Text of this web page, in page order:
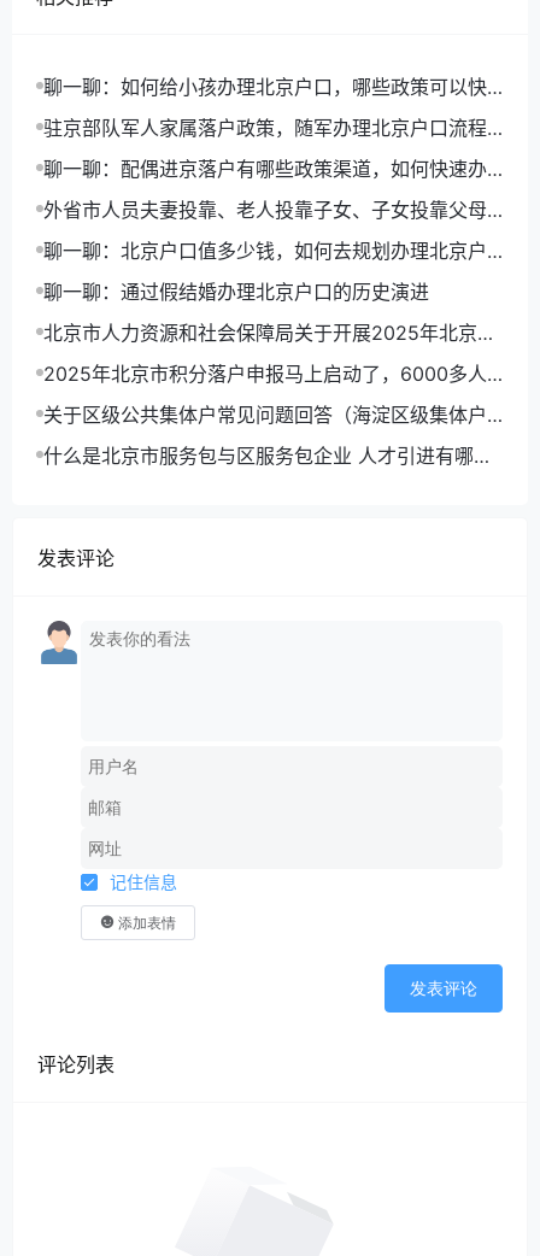
聊一聊：如何给小孩办理北京户口，哪些政策可以快
速落户
驻京部队军人家属落户政策，随军办理北京户口流程
详解
聊一聊：配偶进京落户有哪些政策渠道，如何快速办
理北京户口
外省市人员夫妻投靠、老人投靠子女、子女投靠父母
进京入非农业户口
聊一聊：北京户口值多少钱，如何去规划办理北京户
口路径
聊一聊：通过假结婚办理北京户口的历史演进
北京市人力资源和社会保障局关于开展2025年北京市
积分落户申报工作的通告
2025年北京市积分落户申报马上启动了，6000多人
可以拿到北京户口
关于区级公共集体户常见问题回答（海淀区级集体户
为例）
什么是北京市服务包与区服务包企业 人才引进有哪些
发表评论
记住信息
添加表情
发表评论
评论列表